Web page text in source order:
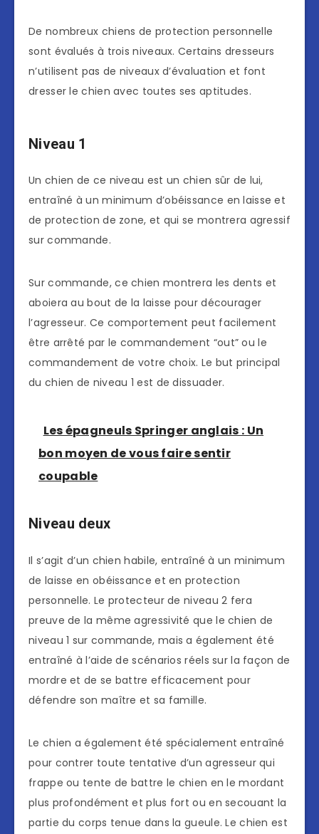
De nombreux chiens de protection personnelle
sont évalués à trois niveaux. Certains dresseurs
n’utilisent pas de niveaux d’évaluation et font
dresser le chien avec toutes ses aptitudes.
Niveau 1
Un chien de ce niveau est un chien sûr de lui,
entraîné à un minimum d’obéissance en laisse et
de protection de zone, et qui se montrera agressif
sur commande.
Sur commande, ce chien montrera les dents et
aboiera au bout de la laisse pour décourager
l’agresseur. Ce comportement peut facilement
être arrêté par le commandement “out” ou le
commandement de votre choix. Le but principal
du chien de niveau 1 est de dissuader.
Les épagneuls Springer anglais : Un
bon moyen de vous faire sentir
coupable
Niveau deux
Il s’agit d’un chien habile, entraîné à un minimum
de laisse en obéissance et en protection
personnelle. Le protecteur de niveau 2 fera
preuve de la même agressivité que le chien de
niveau 1 sur commande, mais a également été
entraîné à l’aide de scénarios réels sur la façon de
mordre et de se battre efficacement pour
défendre son maître et sa famille.
Le chien a également été spécialement entraîné
pour contrer toute tentative d’un agresseur qui
frappe ou tente de battre le chien en le mordant
plus profondément et plus fort ou en secouant la
partie du corps tenue dans la gueule. Le chien est